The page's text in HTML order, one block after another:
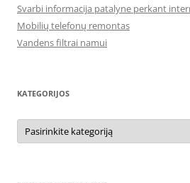
Svarbi informacija patalyne perkant
Mobilių telefonų remontas
Vandens filtrai namui
KATEGORIJOS
Kategorijos